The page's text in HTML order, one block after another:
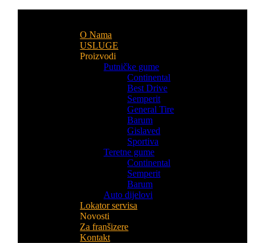
O Nama
USLUGE
Proizvodi
Putničke gume
Continental
Best Drive
Semperit
General Tire
Barum
Gislaved
Sportiva
Teretne gume
Continental
Semperit
Barum
Auto dijelovi
Lokator servisa
Novosti
Za franšizere
Kontakt